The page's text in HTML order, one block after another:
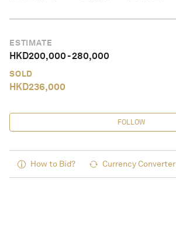
ESTIMATE
HKD200,000-280,000
SOLD
HKD236,000
FOLLOW
How to Bid? Currency Converter